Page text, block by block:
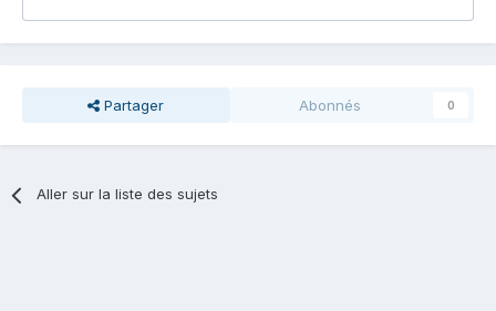
Partager Abonnés 0
Aller sur la liste des sujets